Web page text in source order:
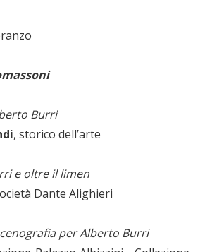
Burri
, storico dell’arte
e oltre il limen
Dante Alighieri
per Alberto Burri